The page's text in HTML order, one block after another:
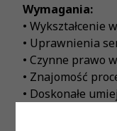
Wymagania:
• Wykształcenie
• Uprawnienia
• Czynne prawo
• Znajomość
• Doskonałe
• Bardzo